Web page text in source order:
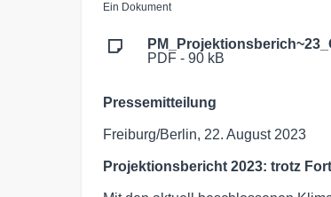
Ein Dokument
PDF - 90 kB
Pressemitteilung
Freiburg/Berlin, 22. August 2023
Projektionsbericht 2023: trotz